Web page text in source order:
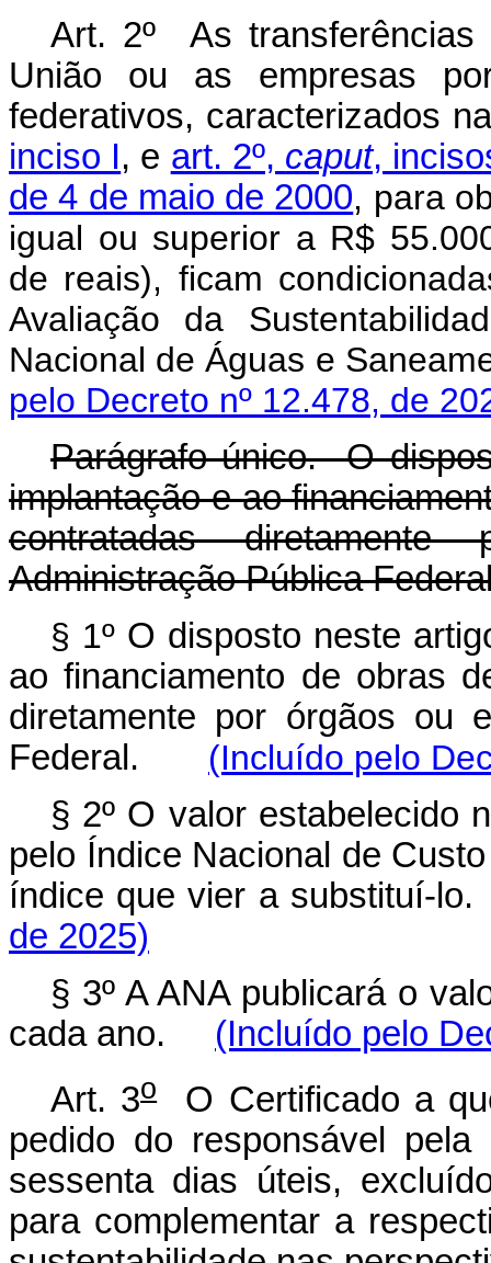
Art. 2º As
União ou as empresas
federativos, caracterizados
inciso I, e art. 2º, caput,
de 4 de maio de 2000, para
igual ou superior a R$
de reais), ficam
Avaliação da
Nacional de Águas e
pelo Decreto nº 12.478, de
Parágrafo único. O
implantação e ao
contratadas
Administração Pública
§ 1º O disposto neste
ao financiamento de obras
diretamente por órgãos ou
Federal. (Incluído pelo
§ 2º O valor estabelecido
pelo Índice Nacional de
índice que vier a
de 2025)
§ 3º A ANA publicará o
cada ano. (Incluído pelo
Art. 3oO Certificado a
pedido do responsável
sessenta dias úteis,
para complementar a